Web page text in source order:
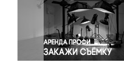
Спорт
Экология
Экономика и бизнес